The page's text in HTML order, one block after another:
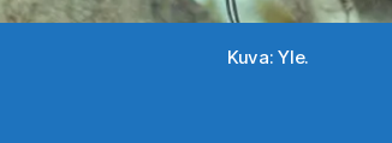
Kuva: Yle.